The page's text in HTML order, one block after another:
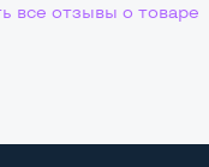
все отзывы о товаре